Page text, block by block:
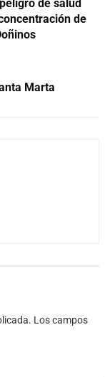
de salud
de
Marta
Los campos